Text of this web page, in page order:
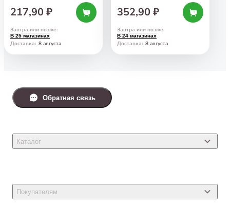
217,90 ₽
Завтра или позже:
В 25 магазинах
Доставка: 8 августа
352,90 ₽
Завтра или позже:
В 24 магазинах
Доставка: 8 августа
Каталог
Товары для собак
Покупателям
Обратная связь